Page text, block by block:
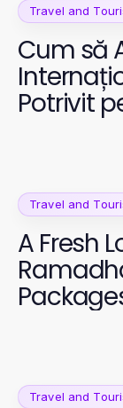
Travel and
Cum să
Potrivit
Travel and
A Fresh
Travel and